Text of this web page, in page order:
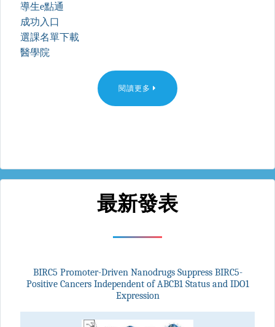
導生e點通
成功入口
選課名單下載
醫學院
閱讀更多
最新發表
BIRC5 Promoter-Driven Nanodrugs Suppress BIRC5-
Positive Cancers Independent of ABCB1 Status and IDO1
Expression